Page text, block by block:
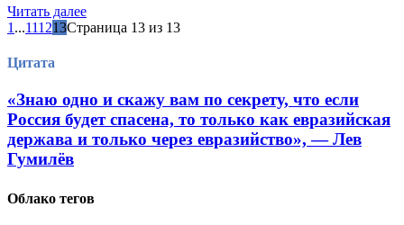
Читать далее
1 ...111213Страница 13 из 13
Цитата
«Знаю одно и скажу вам по секрету, что если
Россия будет спасена, то только как евразийская
держава и только через евразийство», — Лев
Гумилёв
Облако тегов